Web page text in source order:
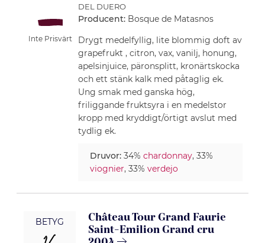
Inte Prisvärt
DEL DUERO
Producent: Bosque de Matasnos
Drygt medelfyllig, lite blommig doft av
grapefrukt , citron, vax, vanilj, honung,
apelsinjuice, päronsplitt, kronärtskocka
och ett stänk kalk med påtaglig ek.
Ung smak med ganska hög,
friliggande fruktsyra i en medelstor
kropp med kryddigt/örtigt avslut med
tydlig ek.
Druvor:34%chardonnay, 33%
viognier, 33%verdejo
BETYG
Château Tour Grand Faurie
Saint-Emilion Grand cru